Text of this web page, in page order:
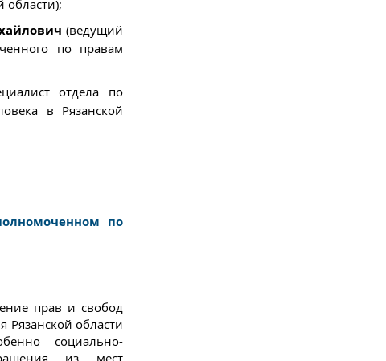
области);
(ведущий
по правам
отдела по
в Рязанской
по
прав и свобод
Рязанской области
социально-
из мест